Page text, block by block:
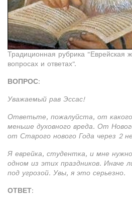
Традиционная рубрика "Еврейская
вопросах и ответах".
ВОПРОС:
Уважаемый рав Эссас!
Ответьте, пожалуйста, от
меньше духовного вреда. От
от Старого нового Года через 2
Я еврейка, студентка, и мне
одном из этих праздников. Иначе
под угрозой. Увы, я это серьезно.
ОТВЕТ: